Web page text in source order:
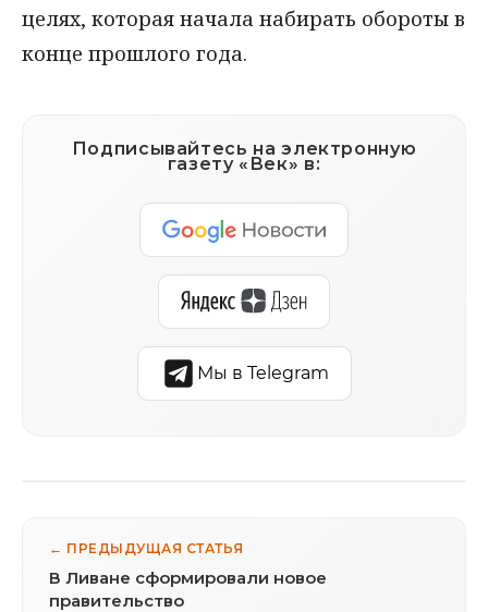
целях, которая начала набирать обороты в
конце прошлого года.
Подписывайтесь на электронную
газету «Век» в:
Мы в Telegram
← ПРЕДЫДУЩАЯ СТАТЬЯ
В Ливане сформировали новое
правительство